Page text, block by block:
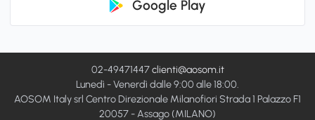
Google Play
02-49471447clienti@aosom.it
Lunedì - Venerdì dalle 9:00 alle 18:00.
AOSOM Italy srl Centro Direzionale Milanofiori Strada 1 Palazzo F1
20057 - Assago (MILANO)